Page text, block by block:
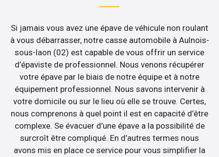
Si jamais vous avez une épave de véhicule non roulant
à vous débarrasser, notre casse automobile à Aulnois-
sous-laon (02) est capable de vous offrir un service
d’épaviste de professionnel. Nous venons récupérer
votre épave par le biais de notre équipe et à notre
équipement professionnel. Nous savons intervenir à
votre domicile ou sur le lieu où elle se trouve. Certes,
nous comprenons à quel point il est en capacité d’être
complexe. Se évacuer d’une épave a la possibilité de
surcroît être compliqué. En d’autres termes nous
avons mis en place ce service pour vous simplifier la